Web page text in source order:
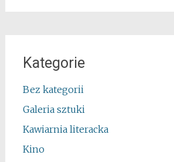
Kategorie
Bez kategorii
Galeria sztuki
Kawiarnia literacka
Kino